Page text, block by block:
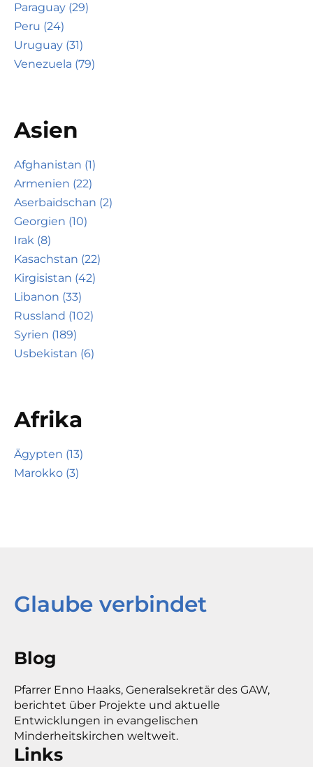
Paraguay (29)
Peru (24)
Uruguay (31)
Venezuela (79)
Asien
Afghanistan (1)
Armenien (22)
Aserbaidschan (2)
Georgien (10)
Irak (8)
Kasachstan (22)
Kirgisistan (42)
Libanon (33)
Russland (102)
Syrien (189)
Usbekistan (6)
Afrika
Ägypten (13)
Marokko (3)
Glaube verbindet
Blog
Pfarrer Enno Haaks, Generalsekretär des GAW,
berichtet über Projekte und aktuelle
Entwicklungen in evangelischen
Minderheitskirchen weltweit.
Links